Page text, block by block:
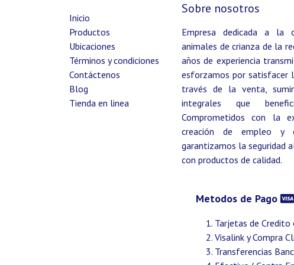
Inicio
Productos
Ubicaciones
Términos y condiciones
Contáctenos
Blog
Tienda en linea
Sobre nosotros
Empresa dedicada a la
animales de crianza de la
años de experiencia
esforzamos por satisfacer
través de la venta,
integrales que
Comprometidos con la
creación de empleo y
garantizamos la seguridad
con productos de calidad.
Metodos de Pago
Tarjetas de
Visalink y Compra
Transferencias